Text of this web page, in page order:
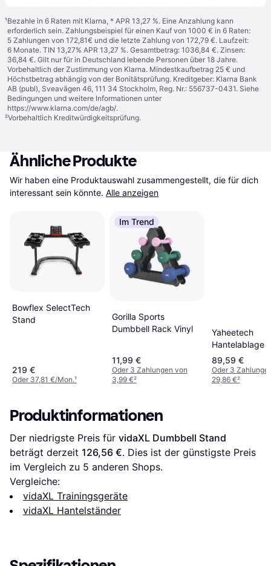
¹Bezahle in 6 Raten mit Klarna, * APR 13,27 %. Eine Anzahlung kann
erforderlich sein. Zahlungsbeispiel für einen Kauf von 1000 € in 6 Raten:
5 Zahlungen von 172,81€ und die letzte Zahlung von 172,79 €. Laufzeit:
6 Monate. TIN 13,27% APR 13,27 %. Gesamtbetrag: 1036,84 €. Zinsen:
36,84 €. Gilt nur für in Deutschland lebende Personen über 18 Jahre.
Vorbehaltlich der Zustimmung von Klarna. Mindestkaufbetrag 25 € und
Höchstbetrag abhängig von der Bonitätsprüfung. Kreditgeber: Klarna Bank
AB (publ), Sveavägen 46, 111 34 Stockholm, Reg. Nr.: 556737-0431. Siehe
Bedingungen und weitere Informationen unter
https://www.klarna.com/de/agb/.
²Vorbehaltlich Kreditwürdigkeitsprüfung.
Ähnliche Produkte
Wir haben eine Produktauswahl zusammengestellt, die für dich
interessant sein könnte. Alle anzeigen
Bowflex SelectTech
Stand
219 €
Oder 37,81 €/Mon.¹
Im Trend
Gorilla Sports
Dumbbell Rack Vinyl
11,99 €
Oder 3 Zahlungen von
3,99 €²
Yaheetech
Hantelablage
89,59 €
Oder 3
29,86 €²
Produktinformationen
Der niedrigste Preis für vidaXL Dumbbell Stand
beträgt derzeit 126,56 €. Dies ist der günstigste Preis
im Vergleich zu 5 anderen Shops.
Vergleiche:
vidaXL Trainingsgeräte
vidaXL Hantelständer